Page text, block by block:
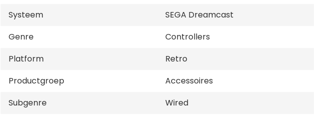
Systeem
SEGA Dreamcast
Genre
Controllers
Platform
Retro
Productgroep
Accessoires
Subgenre
Wired